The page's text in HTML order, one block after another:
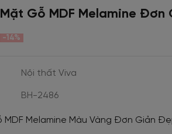
Gỗ MDF Melamine
-14%
Nội thất Viva
BH-2486
MDF Melamine Màu Vàng Đơn Giản